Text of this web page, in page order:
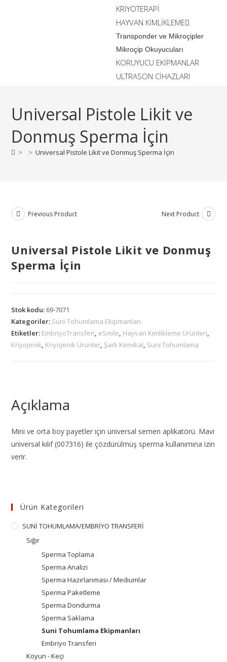
KRİYOTERAPİ
HAYVAN KİMLİKLEME
Transponder ve Mikroçipler
Mikroçip Okuyucuları
KORUYUCU EKİPMANLAR
ULTRASON CİHAZLARI
Universal Pistole Likit ve
Donmuş Sperma İçin
> > Universal Pistole Likit ve Donmuş Sperma İçin
Previous Product Next Product
Universal Pistole Likit ve Donmuş
Sperma İçin
Stok kodu: 69-7071
Kategoriler: Suni Tohumlama Ekipmanları
Etiketler: EmbriyoTransferi, eSmile, Hayvan Kimlikleme Ürünleri,
Kriyojenik, Kriyojenik Ürünler, Şark Kemikal, Suni Tohumlama
Açıklama
Mini ve orta boy payetler için universal semen aplikatörü. Mavi
universal kılıf (007316) ile çözdürülmüş sperma kullanımına izin
verir.
Ürün Kategorileri
SUNİ TOHUMLAMA/EMBRİYO TRANSFERİ
Sığır
Sperma Toplama
Sperma Analizi
Sperma Hazırlanması / Mediumlar
Sperma Paketleme
Sperma Dondurma
Sperma Saklama
Suni Tohumlama Ekipmanları
Embriyo Transferi
Koyun - Keçi